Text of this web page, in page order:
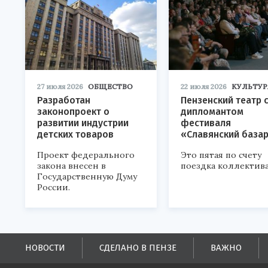
27 июля 2026 ОБЩЕСТВО
Разработан
законопроект о
развитии индустрии
детских товаров
Проект федерального
закона внесен в
Государственную Думу
России.
22 июля 2026
Пензенский театр
дипломантом
фестиваля
«Славянский
Это пятая по счету
поездка
НОВОСТИ СДЕЛАНО В ПЕНЗЕ ВАЖНО